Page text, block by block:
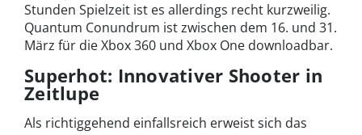
Stunden Spielzeit ist es allerdings recht kurzweilig.
Quantum Conundrum ist zwischen dem 16. und 31.
März für die Xbox 360 und Xbox One downloadbar.
Superhot: Innovativer Shooter in
Zeitlupe
Als richtiggehend einfallsreich erweist sich das